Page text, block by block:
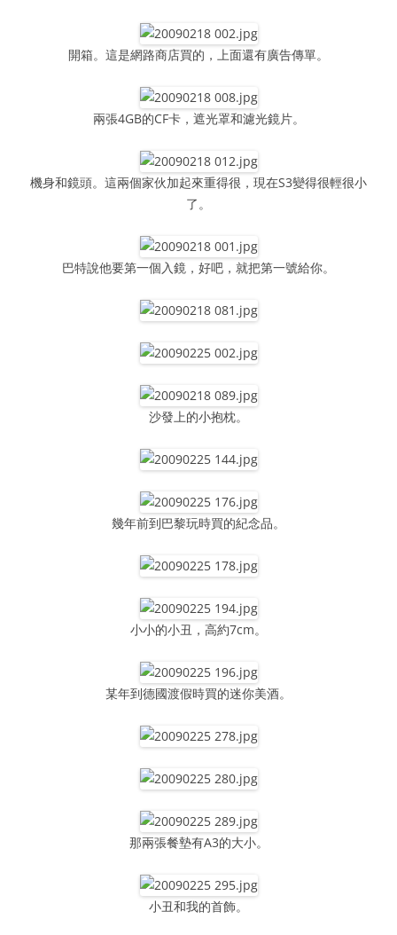
開箱。這是網路商店買的，上面還有廣告傳單。
兩張4GB的CF卡，遮光罩和濾光鏡片。
機身和鏡頭。這兩個家伙加起來重得很，現在S3變得很輕很小
了。
巴特說他要第一個入鏡，好吧，就把第一號給你。
沙發上的小抱枕。
幾年前到巴黎玩時買的紀念品。
小小的小丑，高約7cm。
某年到德國渡假時買的迷你美酒。
那兩張餐墊有A3的大小。
小丑和我的首飾。